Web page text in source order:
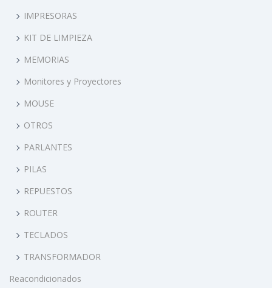
IMPRESORAS
KIT DE LIMPIEZA
MEMORIAS
Monitores y Proyectores
MOUSE
OTROS
PARLANTES
PILAS
REPUESTOS
ROUTER
TECLADOS
TRANSFORMADOR
Reacondicionados